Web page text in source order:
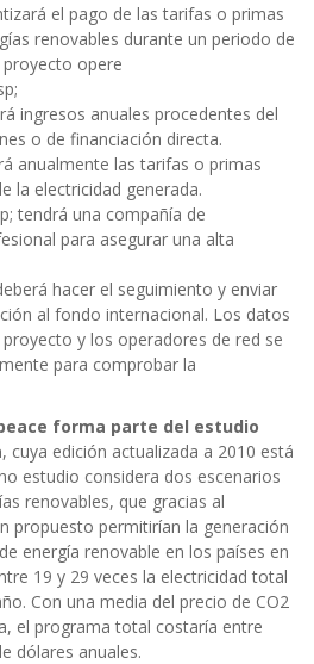
el pago de las tarifas o primas
renovables durante un periodo de
opere
ingresos anuales procedentes del
o de financiación directa.
anualmente las tarifas o primas
la electricidad generada.
tendrá una compañía de
para asegurar una alta
hacer el seguimiento y enviar
al fondo internacional. Los datos
y los operadores de red se
para comprobar la
forma parte del estudio
, cuya edición actualizada a 2010 está
estudio considera dos escenarios
renovables, que gracias al
propuesto permitirían la generación
energía renovable en los países en
19 y 29 veces la electricidad total
Con una media del precio de CO2
el programa total costaría entre
dólares anuales.